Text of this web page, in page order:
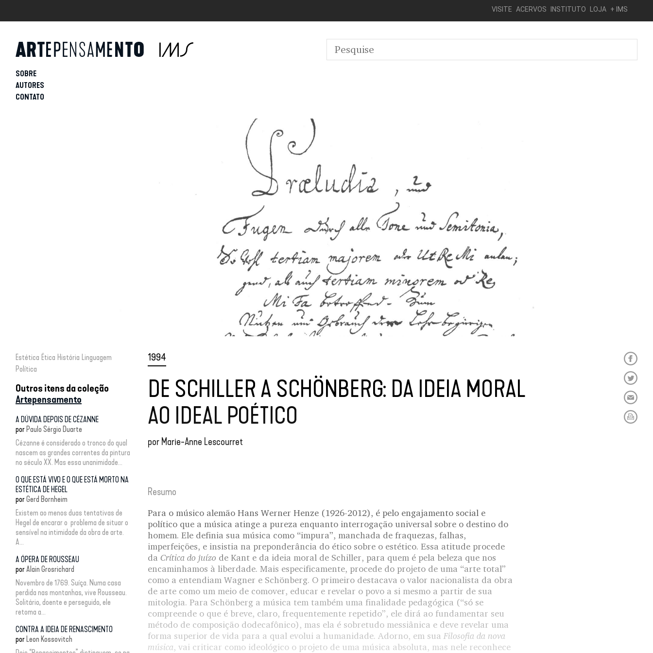
VISITE ACERVOS INSTITUTO LOJA + IMS
SOBRE
AUTORES
CONTATO
Estética Ética História Linguagem
Política
Outros itens da coleção
Artepensamento
A DÚVIDA DEPOIS DE CÉZANNE
por Paulo Sérgio Duarte
Cézanne é considerado o tronco do qual
nascem as grandes correntes da pintura
no século XX. Mas essa unanimidade...
O QUE ESTÁ VIVO E O QUE ESTÁ MORTO NA
ESTÉTICA DE HEGEL
porGerd Bornheim
Existem ao menos duas tentativas de
Hegel de encarar o problema de situar o
sensível na intimidade da obra de arte.
A...
A ÓPERA DE ROUSSEAU
porAlain Grosrichard
Novembro de 1769. Suíça. Numa casa
perdida nas montanhas, vive Rousseau.
Solitário, doente e perseguido, ele
retoma a...
CONTRA A IDEIA DE RENASCIMENTO
por Leon Kossovitch
1994
DE SCHILLER A SCHÖNBERG: DA IDEIA MORAL
AO IDEAL POÉTICO
por Marie-Anne Lescourret
Resumo
Para o músico alemão Hans Werner Henze (1926-2012), é pelo engajamento social e
político que a música atinge a pureza enquanto interrogação universal sobre o destino do
homem. Ele definia sua música como “impura”, manchada de fraquezas, falhas,
imperfeições, e insistia na preponderância do ético sobre o estético. Essa atitude procede
da Crítica do juízo de Kant e da ideia moral de Schiller, para quem é pela beleza que nos
encaminhamos à liberdade. Mais especificamente, procede do projeto de uma “arte total”
como a entendiam Wagner e Schönberg. O primeiro destacava o valor nacionalista da obra
de arte como um meio de comover, educar e revelar o povo a si mesmo a partir de sua
mitologia. Para Schönberg a música tem também uma finalidade pedagógica (“só se
compreende o que é breve, claro, frequentemente repetido”, ele dirá ao fundamentar seu
método de composição dodecafônico), mas ela é sobretudo messiânica e deve revelar uma
forma superior de vida para a qual evolui a humanidade. Adorno, em sua Filosofia da nova
música, vai criticar como ideológico o projeto de uma música absoluta, mas nele reconhece